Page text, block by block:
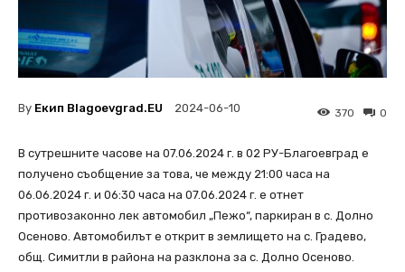
By Екип Blagoevgrad.EU 2024-06-10 0
370
В сутрешните часове на 07.06.2024 г. в 02 РУ-Благоевград е
получено съобщение за това, че между 21:00 часа на
06.06.2024 г. и 06:30 часа на 07.06.2024 г. е отнет
противозаконно лек автомобил „Пежо“, паркиран в с. Долно
Осеново. Автомобилът е открит в землището на с. Градево,
общ. Симитли в района на разклона за с. Долно Осеново.